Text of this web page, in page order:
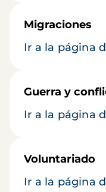
Migraciones
Ir a la página
Guerra y
Ir a la página
Voluntariado
Ir a la página